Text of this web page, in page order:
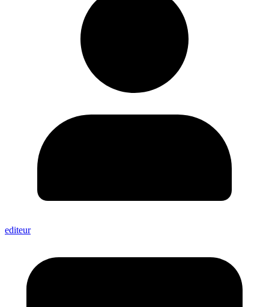
editeur